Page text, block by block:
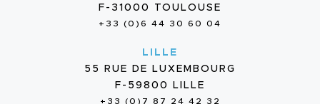
F-31000 TOULOUSE
+33 (0)6 44 30 60 04
LILLE
55 RUE DE LUXEMBOURG
F-59800 LILLE
+33 (0)7 87 24 42 32